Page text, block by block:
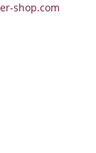
shop.com